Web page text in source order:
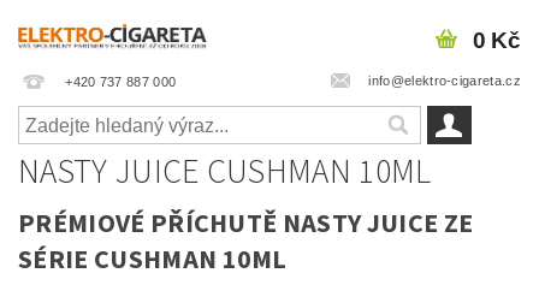
+420 737 887 000 info@elektro-cigareta.cz
0 Kč
NASTY JUICE CUSHMAN 10ML
PRÉMIOVÉ PŘÍCHUTĚ NASTY JUICE ZE
SÉRIE CUSHMAN 10ML